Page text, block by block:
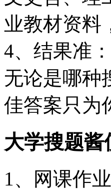
业教材资料
4、结果准：
无论是哪种
佳答案只为
大学搜题酱
1、网课作